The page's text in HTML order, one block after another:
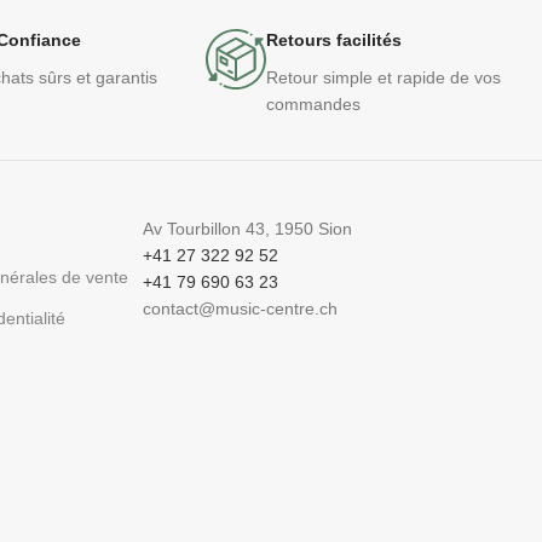
sûrs et garantis
Retours facilités
Retour simple et rapide de vos
commandes
de vente
Av Tourbillon 43, 1950 Sion
+41 27 322 92 52
+41 79 690 63 23
contact@music-centre.ch